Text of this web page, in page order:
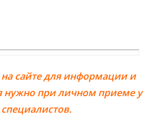
сайте для информации и
нужно при личном приеме у